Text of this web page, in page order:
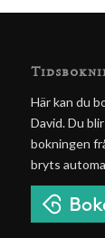
Här kan du
David. Du
bokningen
bryts